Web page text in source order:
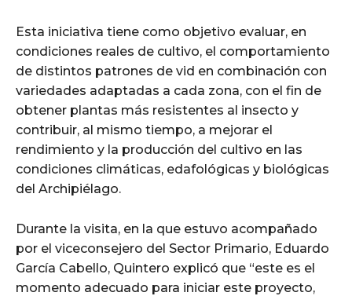
Esta iniciativa tiene como objetivo evaluar, en
condiciones reales de cultivo, el comportamiento
de distintos patrones de vid en combinación con
variedades adaptadas a cada zona, con el fin de
obtener plantas más resistentes al insecto y
contribuir, al mismo tiempo, a mejorar el
rendimiento y la producción del cultivo en las
condiciones climáticas, edafológicas y biológicas
del Archipiélago.
Durante la visita, en la que estuvo acompañado
por el viceconsejero del Sector Primario, Eduardo
García Cabello, Quintero explicó que “este es el
momento adecuado para iniciar este proyecto,